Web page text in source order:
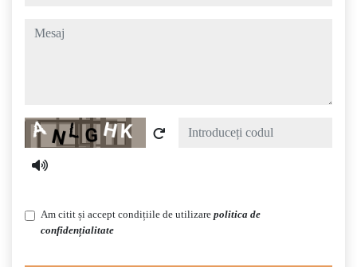
mesaj
Captcha
Am citit și accept condițiile de utilizare politica de
confidențialitate